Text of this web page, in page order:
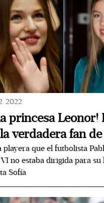
2022
princesa Leonor!
verdadera fan
que el futbolista
no estaba dirigida para
Sofía